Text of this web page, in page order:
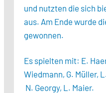
und nutzten die sich
aus. Am Ende wurde
gewonnen.
Es spielten mit: E.
Wiedmann, G. Müller,
N. Georgy, L. Maier.